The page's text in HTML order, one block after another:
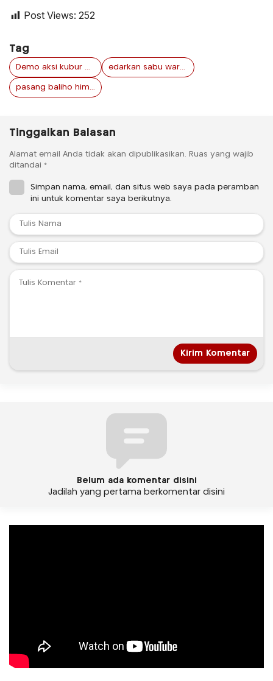
Post Views: 252
Tag
Demo aksi kubur diri kritis labura edarkan sabu warga hilir labura
pasang baliho himbauan Pks labura
Tinggalkan Balasan
Alamat email Anda tidak akan dipublikasikan. Ruas yang wajib
ditandai *
Simpan nama, email, dan situs web saya pada peramban
ini untuk komentar saya berikutnya.
Belum ada komentar disini
Jadilah yang pertama berkomentar disini